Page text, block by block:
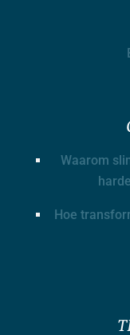
Waarom
Hoe